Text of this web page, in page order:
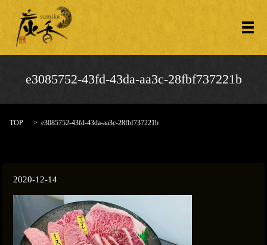
メ
e3085752-43fd-43da-aa3c-28fbf737221b
TOP e3085752-43fd-43da-aa3c-28fbf737221b
2020-12-14